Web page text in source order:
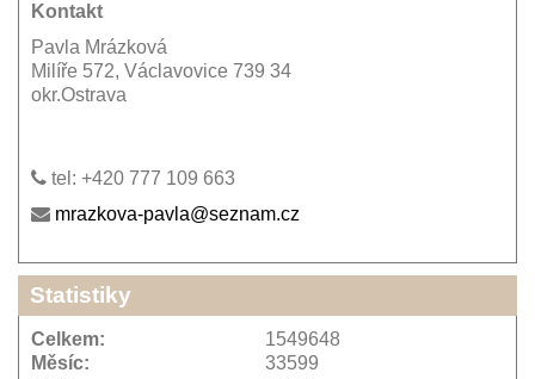
Kontakt
Pavla Mrázková
Milíře 572, Václavovice 739 34
okr.Ostrava
tel: +420 777 109 663
mrazkova-pavla@seznam.cz
Statistiky
Celkem:
1549648
Měsíc:
33599